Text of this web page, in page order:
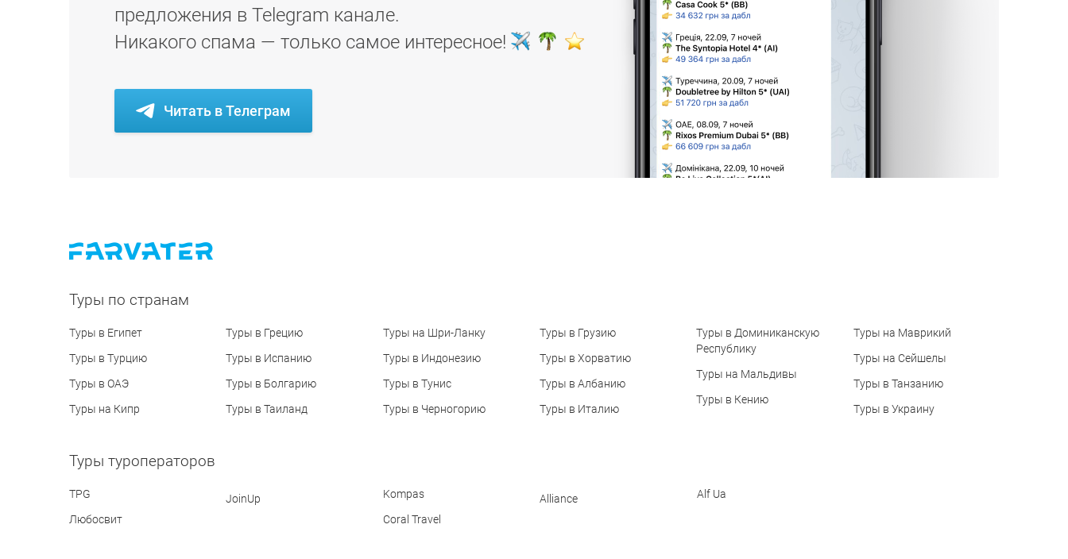
предложения в Telegram канале.
Никакого спама — только самое интересное!
Читать в Телеграм
Туры по странам
Туры в Египет
Туры в Турцию
Туры в ОАЭ
Туры на Кипр
Туры в Грецию
Туры в Испанию
Туры в Болгарию
Туры в Таиланд
Туры на Шри-Ланку
Туры в Индонезию
Туры в Тунис
Туры в Черногорию
Туры в Грузию
Туры в Хорватию
Туры в Албанию
Туры в Италию
Туры в Доминиканскую
Республику
Туры на Мальдивы
Туры в Кению
Туры на Маврикий
Туры на Сейшелы
Туры в Танзанию
Туры в Украину
Туры туроператоров
TPG
Любосвит
JoinUp
Kompas
Coral Travel
Alliance Alf Ua